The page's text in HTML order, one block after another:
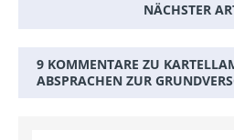
NÄCHSTER
9 KOMMENTARE ZU
ABSPRACHEN ZUR